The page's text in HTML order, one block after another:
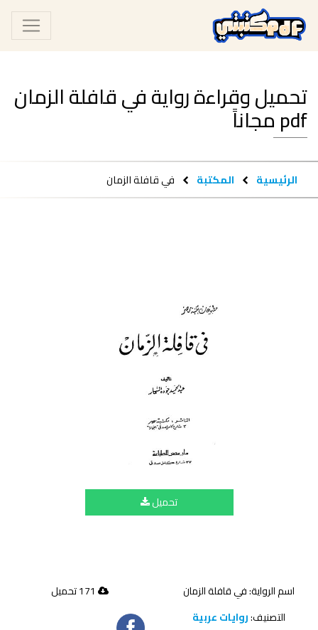
تحميل وقراءة رواية في قافلة الزمان
pdf مجاناً
الرئيسية المكتبة في قافلة الزمان
تحميل
اسم الرواية: في قافلة الزمان
التصنيف:روايات عربية